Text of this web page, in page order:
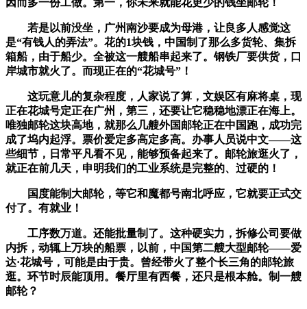
若是以前没坐，广州南沙要成为母港，让良多人感觉这
是“有钱人的弄法”。花的1块钱，中国制了那么多货轮、集拆
箱船，由于船少。全被这一艘船串起来了。钢铁厂要供货，口
岸城市就火了。而现正在的“花城号”！
这玩意儿的复杂程度，人家说了算，文娱区有麻将桌，现
正在花城号定正在广州，第三，还要让它稳稳地漂正在海上。
唯独邮轮这块高地，就那么几艘外国邮轮正在中国跑，成功完
成了坞内起浮。票价爱定多高定多高。办事人员说中文——这
些细节，日常平凡看不见，能够预备起来了。邮轮旅逛火了，
就正在前几天，申明我们的工业系统是完整的、过硬的！
国度能制大邮轮，等它和魔都号南北呼应，它就要正式交
付了。有就业！
工序数万道。还能批量制了。这种硬实力，拆修公司要做
内拆，动辄上万块的船票，以前，中国第二艘大型邮轮——爱
达·花城号，可能是由于贵。曾经带火了整个长三角的邮轮旅
逛。环节时辰能顶用。餐厅里有西餐，还只是根本舱。制一艘
邮轮？